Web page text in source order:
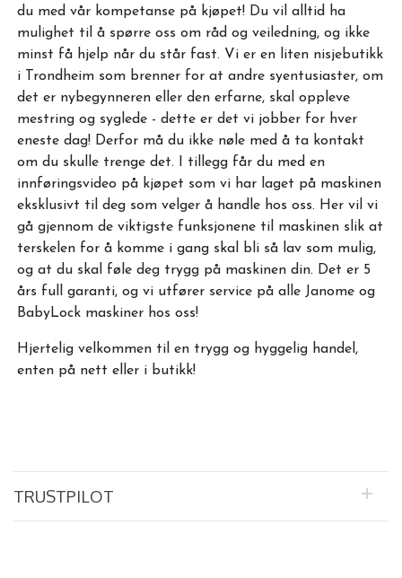
du med vår kompetanse på kjøpet! Du vil alltid ha
mulighet til å spørre oss om råd og veiledning, og ikke
minst få hjelp når du står fast. Vi er en liten nisjebutikk
i Trondheim som brenner for at andre syentusiaster, om
det er nybegynneren eller den erfarne, skal oppleve
mestring og syglede - dette er det vi jobber for hver
eneste dag! Derfor må du ikke nøle med å ta kontakt
om du skulle trenge det. I tillegg får du med en
innføringsvideo på kjøpet som vi har laget på maskinen
eksklusivt til deg som velger å handle hos oss. Her vil vi
gå gjennom de viktigste funksjonene til maskinen slik at
terskelen for å komme i gang skal bli så lav som mulig,
og at du skal føle deg trygg på maskinen din. Det er 5
års full garanti, og vi utfører service på alle Janome og
BabyLock maskiner hos oss!
Hjertelig velkommen til en trygg og hyggelig handel,
enten på nett eller i butikk!
TRUSTPILOT